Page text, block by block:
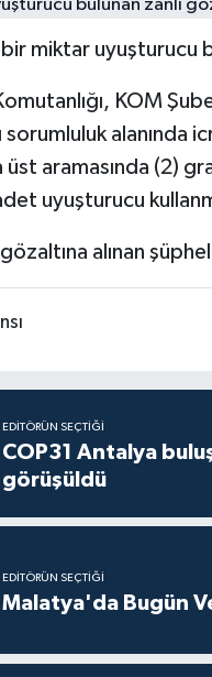
miktar uyuşturucu
KOM
sorumluluk alanında
üst aramasında (2)
uyuşturucu
alınan
EDITÖRÜN SEÇTIĞI
COP31 Antalya
görüşüldü
EDITÖRÜN SEÇTIĞI
Malatya'da Bugün